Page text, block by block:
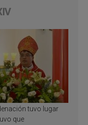
tuvo lugar
que